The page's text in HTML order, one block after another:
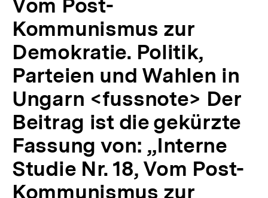
von:
„Interne
Studie
Nr.
Vom
Post-
Kommunismus
zur
Demokratie.
Politik,
Parteien
und
die
Wahlen
1990
Vom Post-
Kommunismus zur
Demokratie. Politik,
Parteien und Wahlen in
Ungarn <fussnote> Der
Beitrag ist die gekürzte
Fassung von: „Interne
Studie Nr. 18, Vom Post-
Kommunismus zur